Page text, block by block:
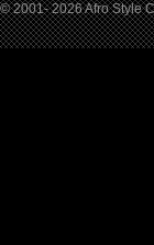
© 2001- 2026 Afro Style